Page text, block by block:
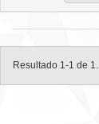
Resultado 1-1 de 1.